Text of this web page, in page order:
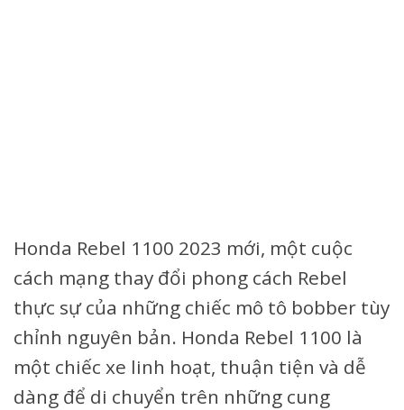
Honda Rebel 1100 2023 mới, một cuộc
cách mạng thay đổi phong cách Rebel
thực sự của những chiếc mô tô bobber tùy
chỉnh nguyên bản. Honda Rebel 1100 là
một chiếc xe linh hoạt, thuận tiện và dễ
dàng để di chuyển trên những cung